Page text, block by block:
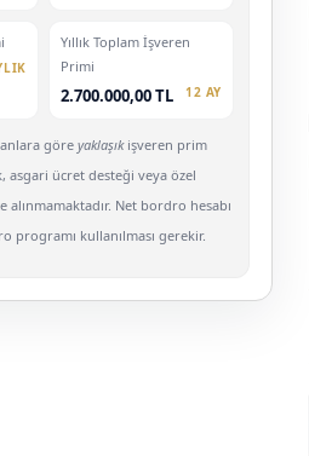
Yıllık Toplam İşveren
Primi
2.700.000,00 TL 12 AY
göre yaklaşıkişveren prim
asgari ücret desteği veya özel
Net bordro hesabı
programı kullanılması gerekir.